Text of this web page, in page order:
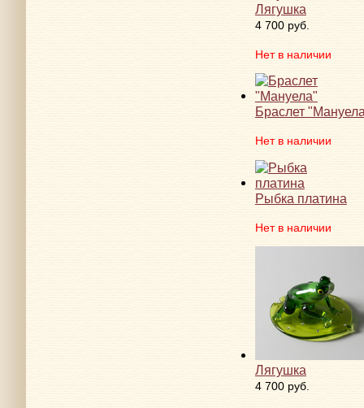
Лягушка
4 700 руб.
Нет в наличии
Браслет
Нет в наличии
Рыбка платина
Нет в наличии
Лягушка
4 700 руб.